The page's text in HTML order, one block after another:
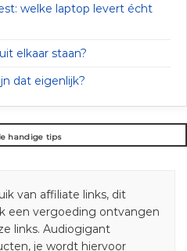
welke laptop levert écht
elkaar staan?
dat eigenlijk?
handige tips
van affiliate links, dit
een vergoeding ontvangen
links. Audiogigant
je wordt hiervoor